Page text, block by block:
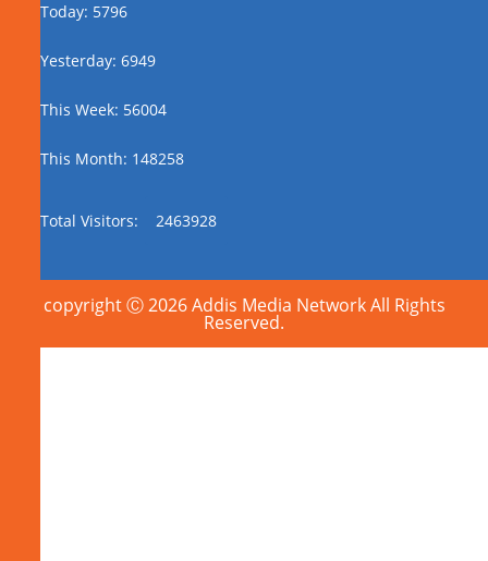
Today: 5796
Yesterday: 6949
This Week: 56004
This Month: 148258
Total Visitors: 2463928
copyright Ⓒ 2026 Addis Media Network All Rights
Reserved.